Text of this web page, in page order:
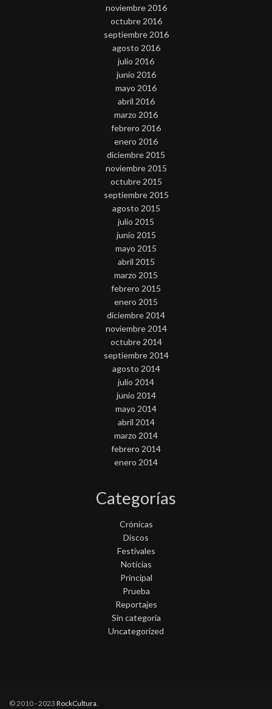
noviembre 2016
octubre 2016
septiembre 2016
agosto 2016
julio 2016
junio 2016
mayo 2016
abril 2016
marzo 2016
febrero 2016
enero 2016
diciembre 2015
noviembre 2015
octubre 2015
septiembre 2015
agosto 2015
julio 2015
junio 2015
mayo 2015
abril 2015
marzo 2015
febrero 2015
enero 2015
diciembre 2014
noviembre 2014
octubre 2014
septiembre 2014
agosto 2014
julio 2014
junio 2014
mayo 2014
abril 2014
marzo 2014
febrero 2014
enero 2014
Categorías
Crónicas
Discos
Festivales
Noticias
Principal
Prueba
Reportajes
Sin categoría
Uncategorized
© 2010 - 2023 RockCultura